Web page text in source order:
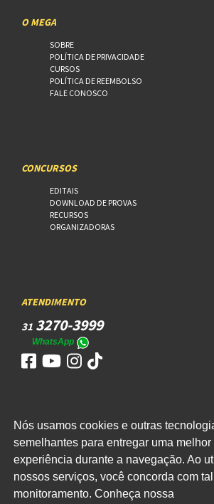
Nós usamos cookies e outras
semelhantes para entregar uma melhor
experiência durante a navegação. Ao
nossos serviços, você concorda com tal
monitoramento. Conheça nossa
O MEGA
SOBRE
POLÍTICA DE PRIVACIDADE
CURSOS
POLÍTICA DE REEMBOLSO
FALE CONOSCO
CONCURSOS
EDITAIS
DOWNLOAD DE PROVAS
RECURSOS
ORGANIZADORAS
ATENDIMENTO
31 3270-3999
WhatsApp
ACESSO
WEBMAIL